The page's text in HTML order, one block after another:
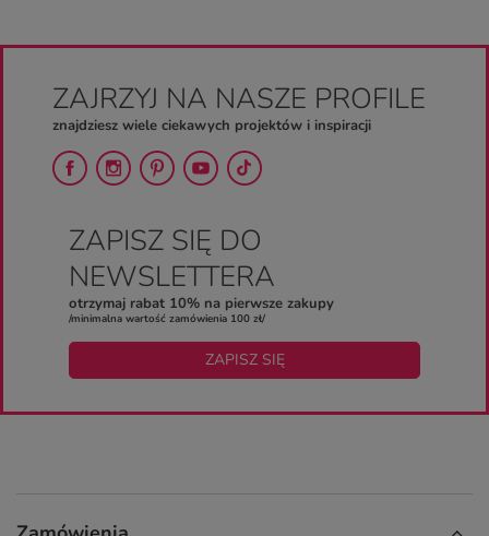
ZAJRZYJ NA NASZE PROFILE
znajdziesz wiele ciekawych projektów i inspiracji
ZAPISZ SIĘ DO
NEWSLETTERA
otrzymaj rabat 10% na pierwsze zakupy
/minimalna wartość zamówienia 100 zł/
ZAPISZ SIĘ